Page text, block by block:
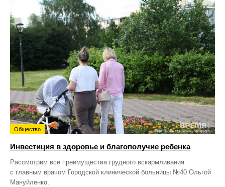
Общество
Инвестиция в здоровье и благополучие ребенка
Рассмотрим все преимущества грудного вскармливания
с главным врачом Городской клинической больницы №40 Ольгой
Мануйленко.